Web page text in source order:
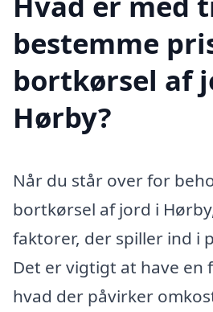
bestemme
bortkørsel af
Hørby?
Når du står over for
bortkørsel af jord i
faktorer, der spiller ind i
Det er vigtigt at have en
hvad der påvirker